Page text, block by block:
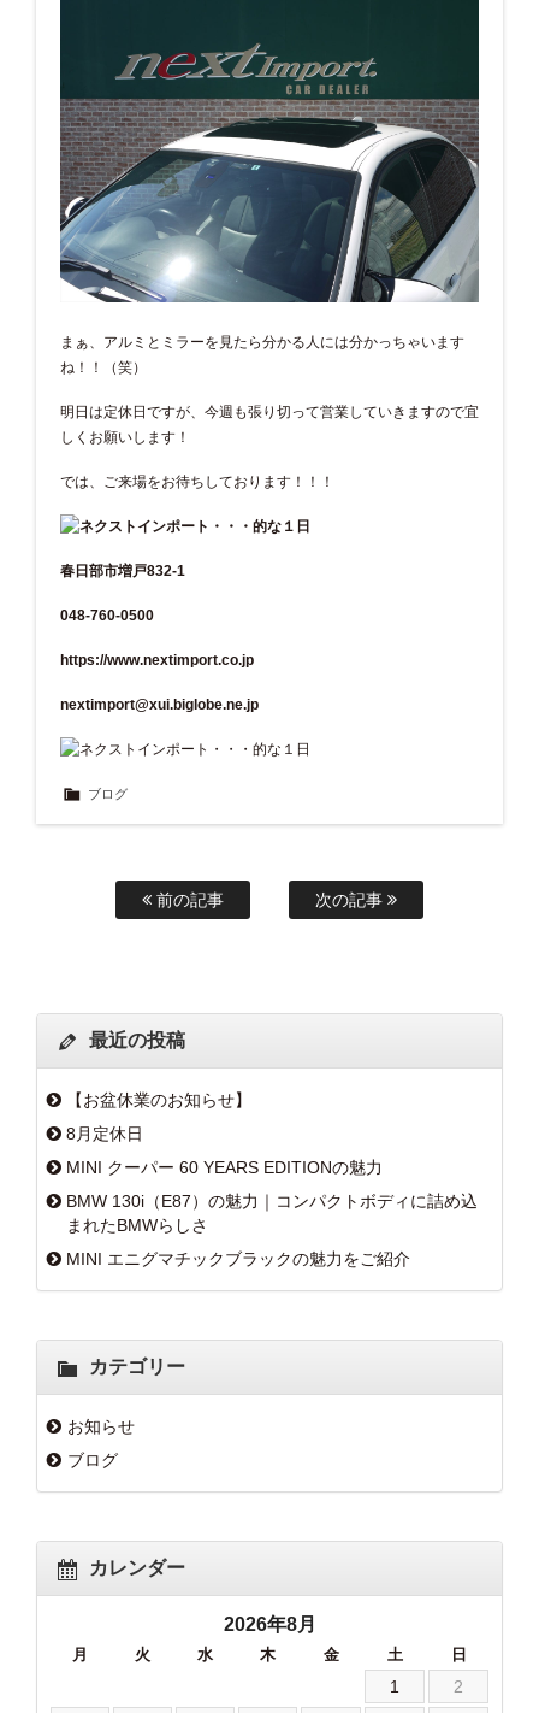
まぁ、アルミとミラーを見たら分かる人には分かっちゃいます
ね！！（笑）
明日は定休日ですが、今週も張り切って営業していきますので宜
しくお願いします！
では、ご来場をお待ちしております！！！
春日部市増戸832-1
048-760-0500
https://www.nextimport.co.jp
nextimport@xui.biglobe.ne.jp
ブログ
前の記事 次の記事
最近の投稿
【お盆休業のお知らせ】
8月定休日
MINI クーパー 60 YEARS EDITIONの魅力
BMW 130i（E87）の魅力｜コンパクトボディに詰め込
まれたBMWらしさ
MINI エニグマチックブラックの魅力をご紹介
カテゴリー
お知らせ
ブログ
カレンダー
2026年8月
月 火 水 木 金 土 日
1
2